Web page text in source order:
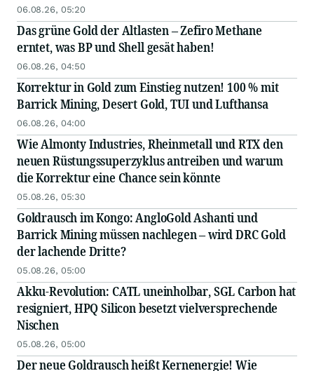
06.08.26, 05:20
Das grüne Gold der Altlasten – Zefiro Methane
erntet, was BP und Shell gesät haben!
06.08.26, 04:50
Korrektur in Gold zum Einstieg nutzen! 100 % mit
Barrick Mining, Desert Gold, TUI und Lufthansa
06.08.26, 04:00
Wie Almonty Industries, Rheinmetall und RTX den
neuen Rüstungssuperzyklus antreiben und warum
die Korrektur eine Chance sein könnte
05.08.26, 05:30
Goldrausch im Kongo: AngloGold Ashanti und
Barrick Mining müssen nachlegen – wird DRC Gold
der lachende Dritte?
05.08.26, 05:00
Akku-Revolution: CATL uneinholbar, SGL Carbon hat
resigniert, HPQ Silicon besetzt vielversprechende
Nischen
05.08.26, 05:00
Der neue Goldrausch heißt Kernenergie! Wie